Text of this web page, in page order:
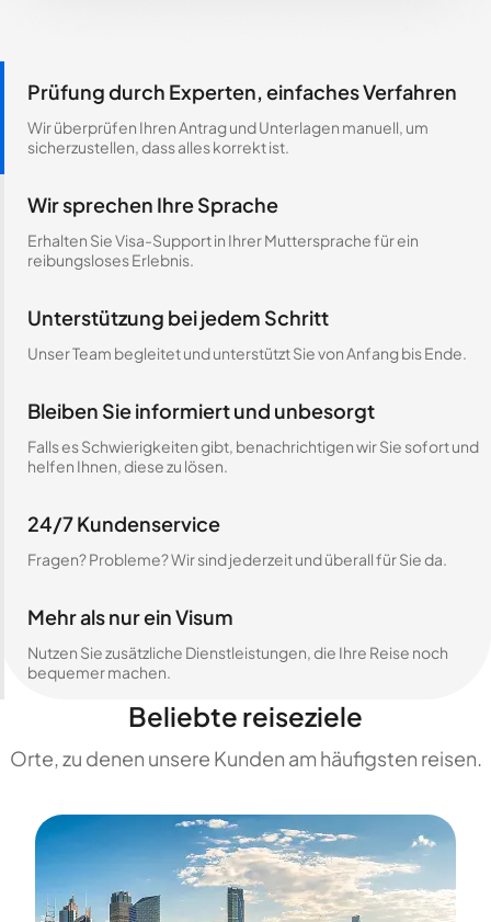
Prüfung durch Experten, einfaches Verfahren
Wir überprüfen Ihren Antrag und Unterlagen manuell, um
sicherzustellen, dass alles korrekt ist.
Wir sprechen Ihre Sprache
Erhalten Sie Visa-Support in Ihrer Muttersprache für ein
reibungsloses Erlebnis.
Unterstützung bei jedem Schritt
Unser Team begleitet und unterstützt Sie von Anfang bis Ende.
Bleiben Sie informiert und unbesorgt
Falls es Schwierigkeiten gibt, benachrichtigen wir Sie sofort und
helfen Ihnen, diese zu lösen.
24/7 Kundenservice
Fragen? Probleme? Wir sind jederzeit und überall für Sie da.
Mehr als nur ein Visum
Nutzen Sie zusätzliche Dienstleistungen, die Ihre Reise noch
bequemer machen.
Beliebte reiseziele
Orte, zu denen unsere Kunden am häufigsten reisen.